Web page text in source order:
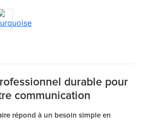
durable pour
communication
répond à un besoin simple en